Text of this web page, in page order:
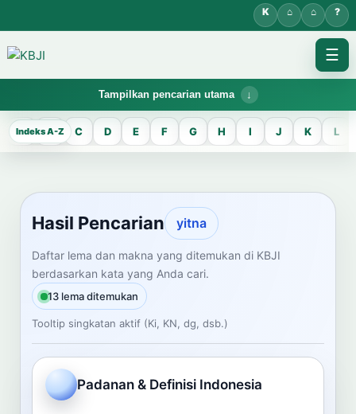
☰
Tampilkan pencarian utama
KBJI WORKSPACE
Hasil Pencarian
Temukan lema Jawa dan maknanya dalam bahasa Indonesia saat
mengelola data Kamus Bahasa Jawa-Indonesia.
CARI LEMA JAWA
Masukkan kata Jawa
A B C D E F G H I J K L
Hasil Pencarian yitna
Daftar lema dan makna yang ditemukan di KBJI
berdasarkan kata yang Anda cari.
13 lema ditemukan
Tooltip singkatan aktif (Ki, KN, dg, dsb.)
Padanan & Definisi Indonesia